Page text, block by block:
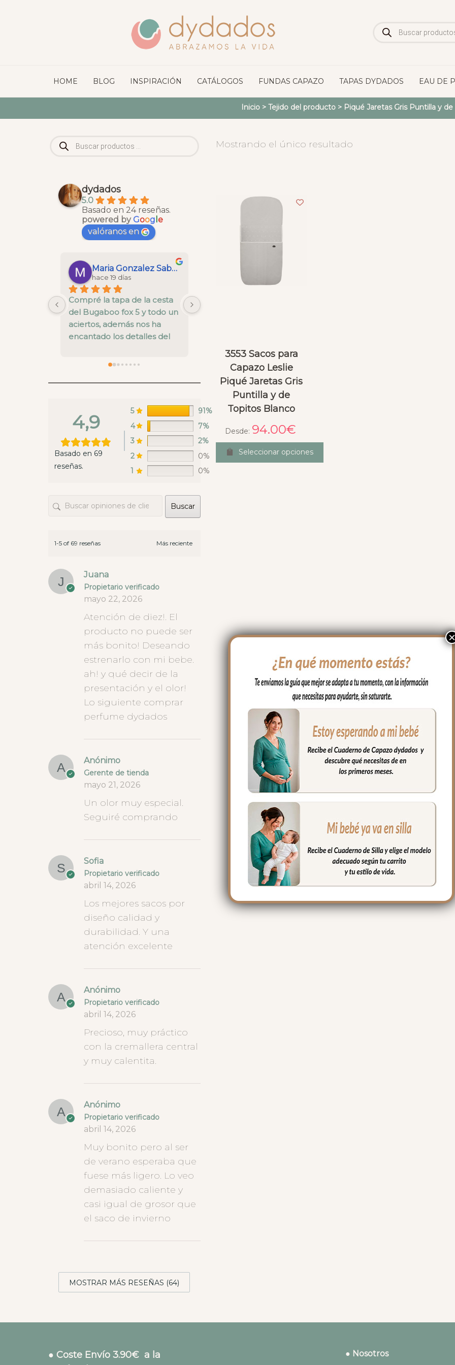
de
productos
HOME BLOG INSPIRACIÓN CATÁLOGOS FUNDAS CAPAZO TAPAS DYDADOS EAU DE
Inicio> Tejido del producto > Piqué Jaretas Gris Puntilla y
Mostrando el único resultado
3553 Sacos para
Capazo Leslie
Piqué Jaretas Gris
Puntilla y de
Topitos Blanco
Desde: 94.00€
Seleccionar opciones
productos
dydados
5.0
Basado en 24 reseñas.
powered byGoog e
valóranos en
Maria Gonzalez Saborido
hace 19 días
Compré la tapa de la cesta
del Bugaboo fox 5 y todo un
aciertos, además nos ha
encantado los detalles del
Esperanza Taberna
hace 24 días
el envío super rápido y una
4,9
Basado en 69
reseñas.
5
91%
4
7%
3
2%
2
0%
1
0%
Buscar
1-5 of 69 reseñas
Juana
Propietario verificado
mayo 22, 2026
Atención de diez!. El
producto no puede ser
más bonito! Deseando
estrenarlo con mi bebe.
ah! y qué decir de la
presentación y el olor!
Lo siguiente comprar
perfume dydados
Anónimo
Gerente de tienda
mayo 21, 2026
Un olor muy especial.
Seguiré comprando
Sofia
Propietario verificado
abril 14, 2026
Los mejores sacos por
diseño calidad y
durabilidad. Y una
atención excelente
Anónimo
Propietario verificado
abril 14, 2026
Precioso, muy práctico
con la cremallera central
y muy calentita.
Anónimo
Propietario verificado
abril 14, 2026
Muy bonito pero al ser
de verano esperaba que
fuese más ligero. Lo veo
demasiado caliente y
casi igual de grosor que
el saco de invierno
MOSTRAR MÁS RESEÑAS (64)
● Coste Envío 3.90€ a la
● Nosotros
×